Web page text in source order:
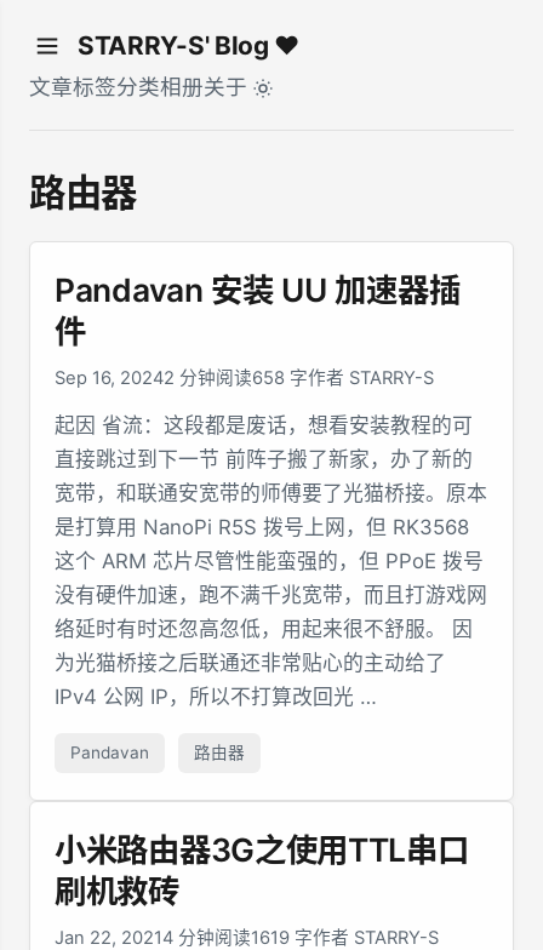
STARRY-S' Blog ♥
文章标签分类相册关于
路由器
Pandavan 安装 UU 加速器插
件
Sep 16, 20242 分钟阅读658 字作者 STARRY-S
起因 省流：这段都是废话，想看安装教程的可
直接跳过到下一节 前阵子搬了新家，办了新的
宽带，和联通安宽带的师傅要了光猫桥接。原本
是打算用 NanoPi R5S 拨号上网，但 RK3568
这个 ARM 芯片尽管性能蛮强的，但 PPoE 拨号
没有硬件加速，跑不满千兆宽带，而且打游戏网
络延时有时还忽高忽低，用起来很不舒服。 因
为光猫桥接之后联通还非常贴心的主动给了
IPv4 公网 IP，所以不打算改回光 …
Pandavan 路由器
小米路由器3G之使用TTL串口
刷机救砖
Jan 22, 20214 分钟阅读1619 字作者 STARRY-S